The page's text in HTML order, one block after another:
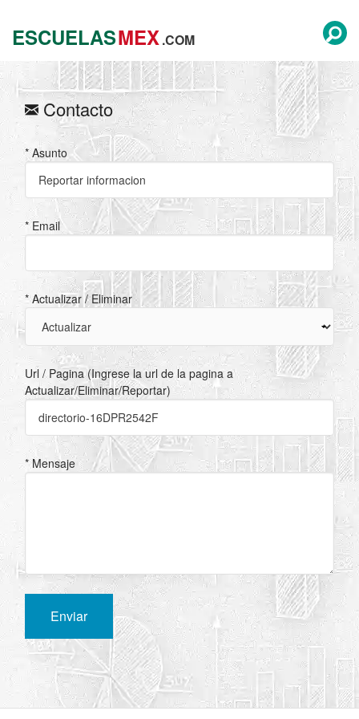
ESCUELASMEX.COM
Contacto
* Asunto
* Email
* Actualizar / Eliminar
Url / Pagina (Ingrese la url de la pagina a
Actualizar/Eliminar/Reportar)
* Mensaje
Enviar